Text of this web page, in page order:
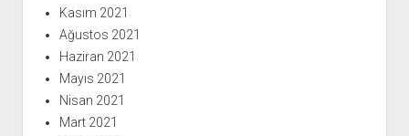
Kasım 2021
Ağustos 2021
Haziran 2021
Mayıs 2021
Nisan 2021
Mart 2021